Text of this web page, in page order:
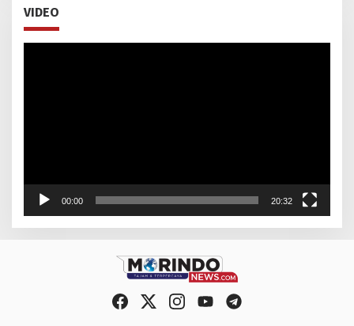
VIDEO
00:00 20:32